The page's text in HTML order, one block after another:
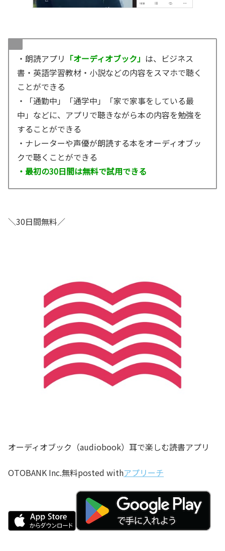
・朗読アプリ 「オーディオブック」 は、ビジネス
書・英語学習教材・小説などの内容をスマホで聴く
ことができる
・「通勤中」「通学中」「家で家事をしている最
中」などに、アプリで聴きながら本の内容を勉強を
することができる
・ナレーターや声優が朗読する本をオーディオブッ
クで聴くことができる
・最初の30日間は無料で試用できる
＼30日間無料／
オーディオブック（audiobook）耳で楽しむ読書アプリ
OTOBANK Inc.無料posted withアプリーチ